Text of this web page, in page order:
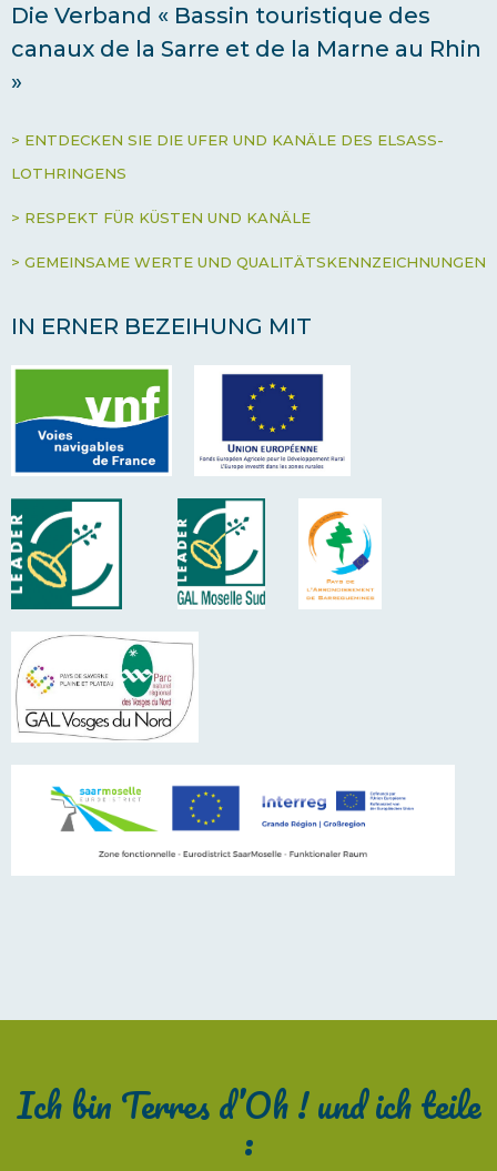
Die Verband « Bassin touristique des
canaux de la Sarre et de la Marne au Rhin
»
> ENTDECKEN SIE DIE UFER UND KANÄLE DES ELSASS-
LOTHRINGENS
> RESPEKT FÜR KÜSTEN UND KANÄLE
> GEMEINSAME WERTE UND QUALITÄTSKENNZEICHNUNGEN
IN ERNER BEZEIHUNG MIT
Ich bin Terres d’Oh ! und ich teile
: